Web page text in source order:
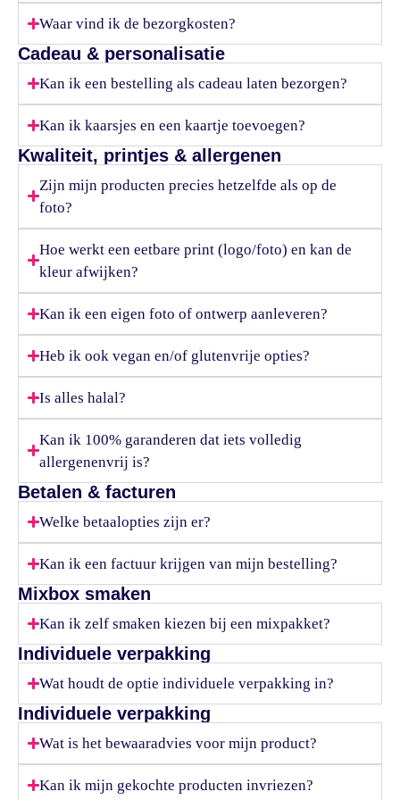
Waar vind ik de bezorgkosten?
Cadeau & personalisatie
Kan ik een bestelling als cadeau laten bezorgen?
Kan ik kaarsjes en een kaartje toevoegen?
Kwaliteit, printjes & allergenen
Zijn mijn producten precies hetzelfde als op de
foto?
Hoe werkt een eetbare print (logo/foto) en kan de
kleur afwijken?
Kan ik een eigen foto of ontwerp aanleveren?
Heb ik ook vegan en/of glutenvrije opties?
Is alles halal?
Kan ik 100% garanderen dat iets volledig
allergenenvrij is?
Betalen & facturen
Welke betaalopties zijn er?
Kan ik een factuur krijgen van mijn bestelling?
Mixbox smaken
Kan ik zelf smaken kiezen bij een mixpakket?
Individuele verpakking
Wat houdt de optie individuele verpakking in?
Individuele verpakking
Wat is het bewaaradvies voor mijn product?
Kan ik mijn gekochte producten invriezen?